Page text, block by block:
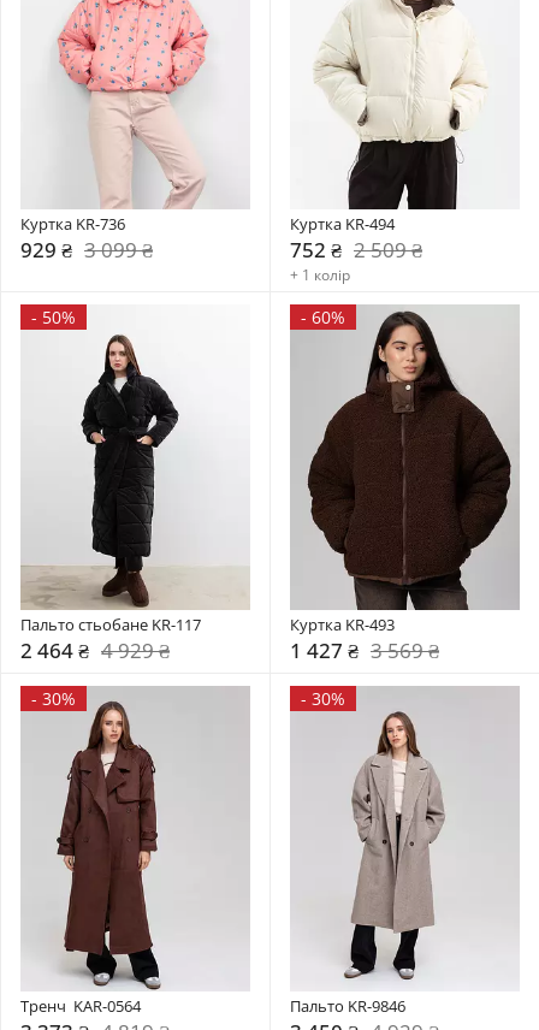
Куртка KR-736
929 ₴ 3 099 ₴
Куртка KR-494
752 ₴ 2 509 ₴
+ 1 колір
- 50%
Пальто стьобане KR-117
2 464 ₴ 4 929 ₴
- 60%
Куртка KR-493
1 427 ₴ 3 569 ₴
- 30%
Тренч  KAR-0564
- 30%
Пальто KR-9846